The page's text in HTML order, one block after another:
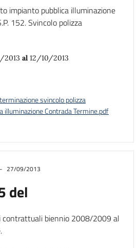
27/09/2013
del
contrattuali biennio 2008/2009 al
impianto pubblica illuminazione
152. Svincolo polizza
al 12/10/2013
svincolo polizza
illuminazione Contrada Termine.pdf